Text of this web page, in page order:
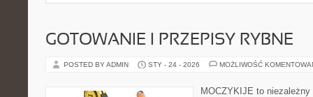
GOTOWANIE I PRZEPISY RYBNE
POSTED BY ADMIN STY - 24 - 2026 MOŻLIWOŚĆ
MOCZYKIJE to